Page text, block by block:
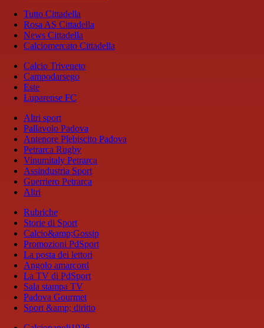
Tutto Cittadella
Rosa AS Cittadella
News Cittadella
Calciomercato Cittadella
Calcio Triveneto
Campodarsego
Este
Luparense FC
Altri sport
Pallavolo Padova
Antenore Plebiscito Padova
Petrarca Rugby
Vinumitaly Petrarca
Assindustria Sport
Guerriero Petrarca
Altri
Rubriche
Storie di Sport
Calcio&amp;Gossip
Promozioni PdSport
La posta dei lettori
Angolo amarcord
La TV di PdSport
Sala stampa TV
Padova Gourmet
Sport &amp; diritto